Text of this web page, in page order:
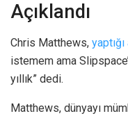
Açıklandı
Chris Matthews,
istemem ama
yıllık” dedi.
Matthews, dünyayı